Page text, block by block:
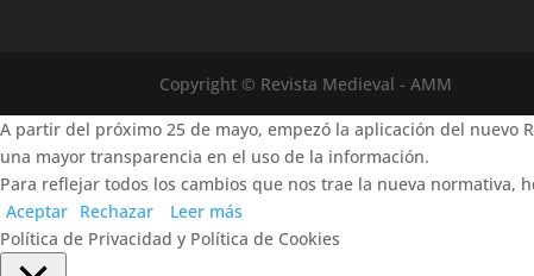
Copyright © Revista Medieval - AMM
A partir del próximo 25 de mayo, empezó la aplicación del nuevo
una mayor transparencia en el uso de la información.
Para reflejar todos los cambios que nos trae la nueva normativa,
Aceptar Rechazar
Leer más
Política de Privacidad y Política de Cookies